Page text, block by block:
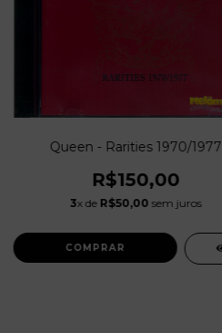
Queen - Rarities 1970/1977
R$150,00
3x de R$50,00 sem juros